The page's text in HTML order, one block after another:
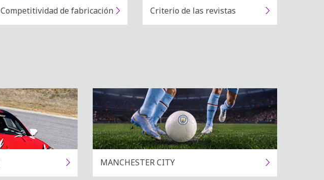
Competitividad de fabricación Criterio de las revistas
MANCHESTER CITY